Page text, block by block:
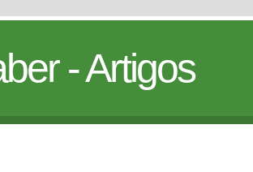
- Artigos